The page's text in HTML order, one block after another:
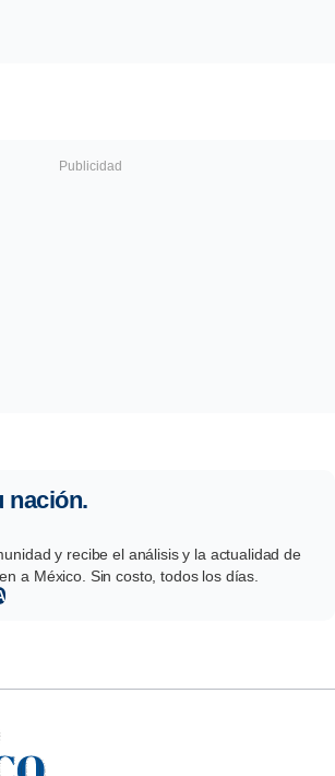
nación.
y recibe el análisis y la actualidad de
a México. Sin costo, todos los días.